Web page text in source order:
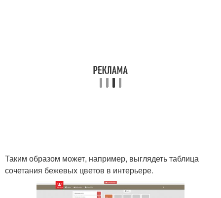
Таким образом может, например, выглядеть таблица
сочетания бежевых цветов в интерьере.